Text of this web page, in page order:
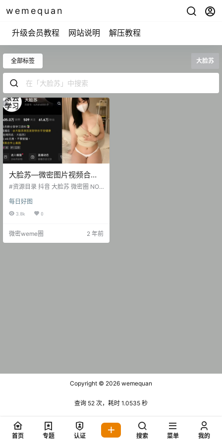
wemequan
升级会员教程 网站说明 解压教程
全部标签 大脸苏
大脸苏—微密图片视频合集
【持续更新】
#资源目录 抖音 大脸苏 微密圈 NO.
密圈 NO.002期 【5P30V】
每日好图
3.8k 0
微密weme圈 2 年前
Copyright © 2026 wemequan
查询 52 次，耗时 1.0535 秒
首页 专题 认证 搜索 菜单 我的